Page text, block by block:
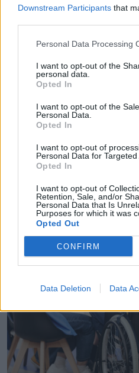
Downstream Participants that
Personal Data Processing
I want to opt-out of the
personal data.
Opted In
I want to opt-out of the
Personal Data.
Opted In
I want to opt-out of
Personal Data for Targeted
Opted In
I want to opt-out of
Retention, Sale, and/or
Personal Data that Is
Purposes for which it was
Opted Out
CONFIRM
Data Deletion Data
ĢIMENES VESELĪBA
Mamma jautā: "Tikko atgriezos
atvaļinājuma, bet sākas
apmaksāta?"